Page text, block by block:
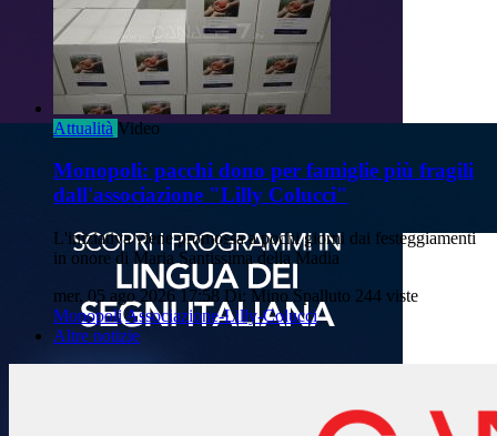
Attualità Video
Monopoli: pacchi dono per famiglie più fragili
dall'associazione "Lilly Colucci"
L'iniziativa viene promossa a pochi giorni dai festeggiamenti
in onore di Maria Santissima della Madia
mer, 05 ago 2026 17:58 Di: Mino Spalluto 244 viste
Monopoli Associazione-Lilly-Colucci
Altre notizie